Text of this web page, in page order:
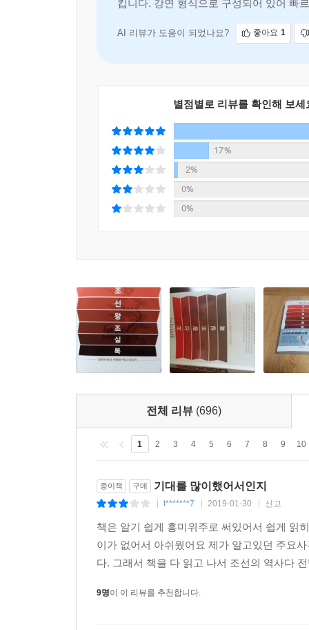
---「에필로그」중에서
철저하게 기획된 대중 인문교양서
최근 역사에 대한 콘텐츠가 다시 쏟아져 나오
평가하는 안목'과 '미래를 바라보는 혜안'을 얻을
킵니다. 강연 형식으로 구성되어 있어 빠
AI 리뷰가 도움이 되었나요? 좋아요 1
별점별로 리뷰를 확인해 보세
17%
2%
0%
0%
전체 리뷰 (696)
1 2 3 4 5 6 7 8 9 10
종이책 구매 기대를 많이했어서인지
t*******7 2019-01-30 신고
책은 알기 쉽게 흥미위주로 써있어서 쉽게 읽
이가 없어서 아쉬웠어요 제가 알고있던 주요
다. 그래서 책을 다 읽고 나서 조선의 역사다
9명이 이 리뷰를 추천합니다.